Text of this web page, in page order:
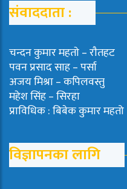
संवाददाता :
चन्दन कुमार महताे – राैतहट
पवन प्रसाद साह – पर्सा
अजय मिश्रा – कपिलवस्तु
महेश सिंह – सिरहा
प्राविधिक : बिबेक कुमार महतो
विज्ञापनका लागि